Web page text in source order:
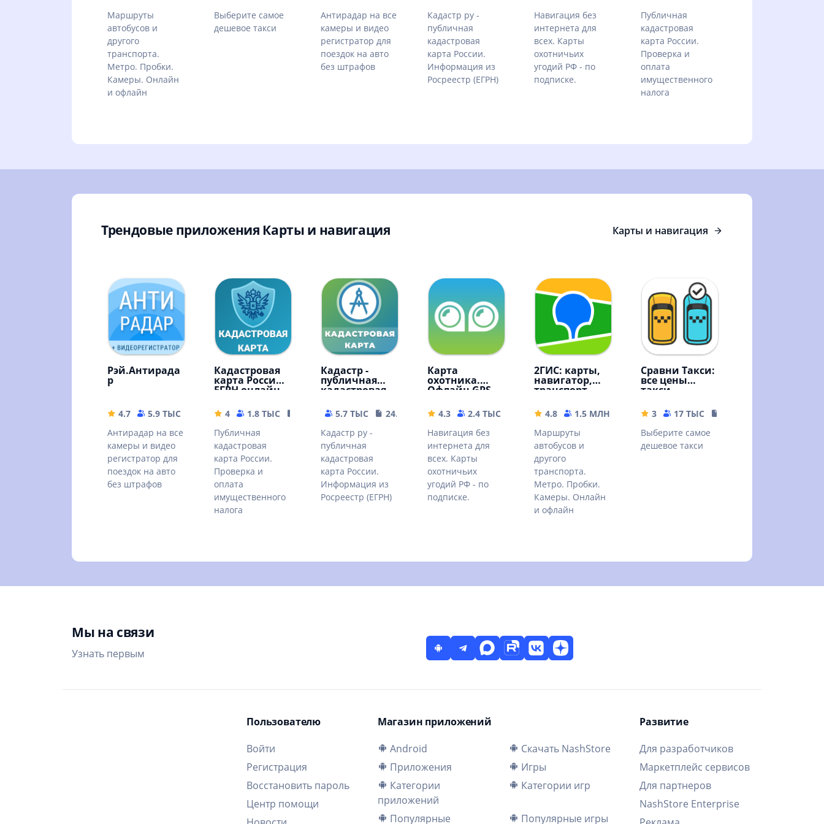
Маршруты
автобусов и
другого
транспорта.
Метро. Пробки.
Камеры. Онлайн
и офлайн
Выберите самое
дешевое такси
Антирадар на все
камеры и видео
регистратор для
поездок на авто
без штрафов
Кадастр ру -
публичная
кадастровая
карта России.
Информация из
Росреестр (ЕГРН)
Навигация без
интернета для
всех. Карты
охотничьих
угодий РФ - по
подписке.
Публичная
кадастровая
карта России.
Проверка и
оплата
имущественного
налога
Трендовые приложения Карты и навигация Карты и навигация
Рэй.Антирада
р
4.7 5.9 ТЫС
43.3 MB
Антирадар на все
камеры и видео
регистратор для
поездок на авто
без штрафов
Кадастровая
карта России.
ЕГРН онлайн
4 1.8 ТЫС
19.52 MB
Публичная
кадастровая
карта России.
Проверка и
оплата
имущественного
налога
Кадастр -
публичная
кадастровая
5.7 ТЫС
24.65 MB
Кадастр ру -
публичная
кадастровая
карта России.
Информация из
Росреестр (ЕГРН)
Карта
охотника.
Офлайн GPS
геотрекер
4.3 2.4 ТЫС
47.96 MB
Навигация без
интернета для
всех. Карты
охотничьих
угодий РФ - по
подписке.
2ГИС: карты,
навигатор,
транспорт,
4.8 1.5 МЛН
296.71 MB
Маршруты
автобусов и
другого
транспорта.
Метро. Пробки.
Камеры. Онлайн
и офлайн
Сравни Такси:
все цены
такси
3 17 ТЫС
Выберите самое
дешевое такси
Мы на связи
Узнать первым
Пользователю
Войти
Регистрация
Восстановить пароль
Центр помощи
Магазин приложений
Android
Скачать NashStore
Приложения
Игры
Категории
приложений
Категории игр
Популярные Популярные игры
Развитие
Для разработчиков
Маркетплейс сервисов
Для партнеров
NashStore Enterprise